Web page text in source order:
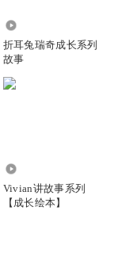
折耳兔瑞奇成长系列
故事
Vivian讲故事系列
【成长绘本】